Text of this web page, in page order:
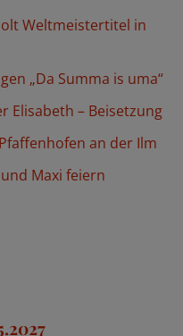
Weltmeistertitel in
„Da Summa is uma“
Elisabeth – Beisetzung
an der Ilm
Maxi feiern